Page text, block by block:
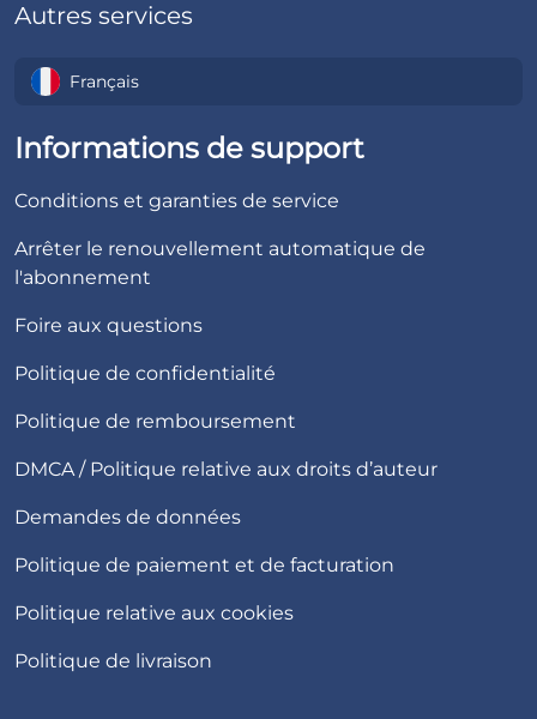
Autres services
Français
Informations de support
Conditions et garanties de service
Arrêter le renouvellement automatique de
l'abonnement
Foire aux questions
Politique de confidentialité
Politique de remboursement
DMCA / Politique relative aux droits d’auteur
Demandes de données
Politique de paiement et de facturation
Politique relative aux cookies
Politique de livraison